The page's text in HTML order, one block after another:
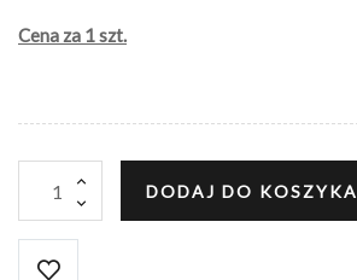
Cena za 1 szt.
DODAJ DO KOSZYKA